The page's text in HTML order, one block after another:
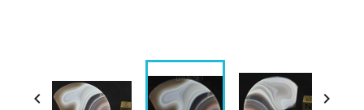
 